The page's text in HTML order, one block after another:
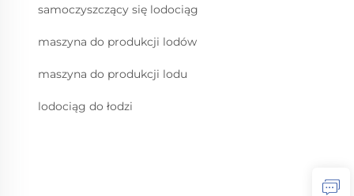
samoczyszczący się lodociąg
maszyna do produkcji lodów
maszyna do produkcji lodu
lodociąg do łodzi